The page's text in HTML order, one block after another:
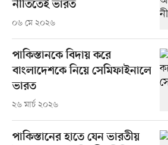
নীতিতেই ভারত
০৬ মে ২০২৬
পাকিস্তানকে বিদায় করে
বাংলাদেশকে নিয়ে সেমিফাইনালে
ভারত
২৬ মার্চ ২০২৬
পাকিস্তানের হাতে যেন ভারতীয়